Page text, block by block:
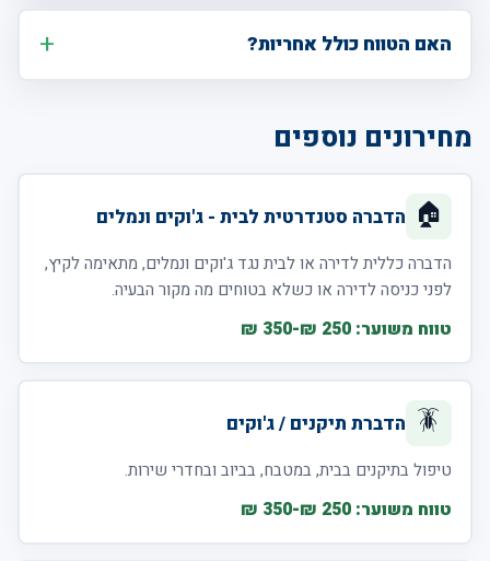
האם הטווח כולל אחריות?
מחירונים נוספים
🏠 הדברה סטנדרטית לבית - ג'וקים ונמלים
הדברה כללית לדירה או לבית נגד ג'וקים ונמלים, מתאימה לקיץ,
לפני כניסה לדירה או כשלא בטוחים מה מקור הבעיה.
טווח משוער: 250 ₪-350 ₪
🪳 הדברת תיקנים / ג'וקים
טיפול בתיקנים בבית, במטבח, בביוב ובחדרי שירות.
טווח משוער: 250 ₪-350 ₪